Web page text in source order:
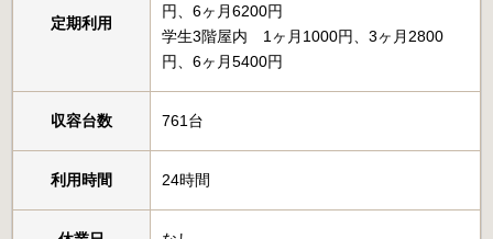
定期利用
円、6ヶ月6200円
学生3階屋内 1ヶ月1000円、3ヶ月2800
円、6ヶ月5400円
収容台数 761台
利用時間 24時間